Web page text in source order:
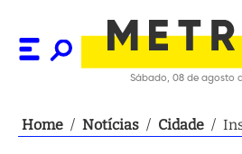
Sábado, 08 de agosto
Home / Notícias / Cidade /